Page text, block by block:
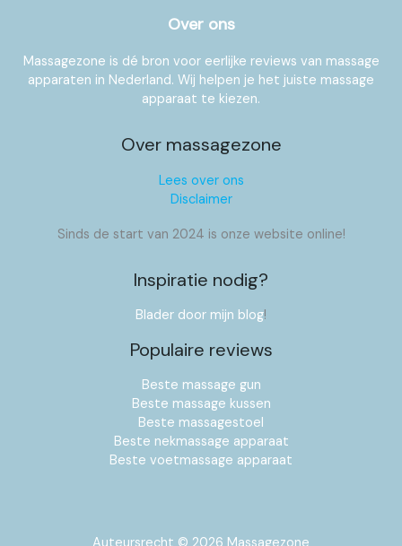
Over ons
Massagezone is dé bron voor eerlijke reviews van massage
apparaten in Nederland. Wij helpen je het juiste massage
apparaat te kiezen.
Over massagezone
Lees over ons
Disclaimer
Sinds de start van 2024 is onze website online!
Inspiratie nodig?
Blader door mijn blog!
Populaire reviews
Beste massage gun
Beste massage kussen
Beste massagestoel
Beste nekmassage apparaat
Beste voetmassage apparaat